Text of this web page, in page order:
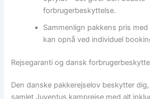
forbrugerbeskyttelse.
Sammenlign pakkens pris
kan opnå ved individuel
Rejsegaranti og dansk
Den danske pakkerejselov beskytter
samlet Juventus kamprejse med alt